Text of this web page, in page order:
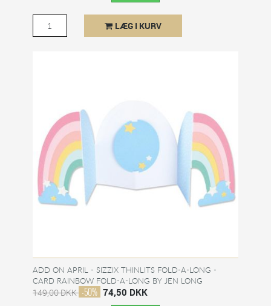
LÆG I KURV
ADD ON APRIL - SIZZIX THINLITS FOLD-A-LONG -
CARD RAINBOW FOLD-A-LONG BY JEN LONG
149,00 DKK -50% 74,50 DKK